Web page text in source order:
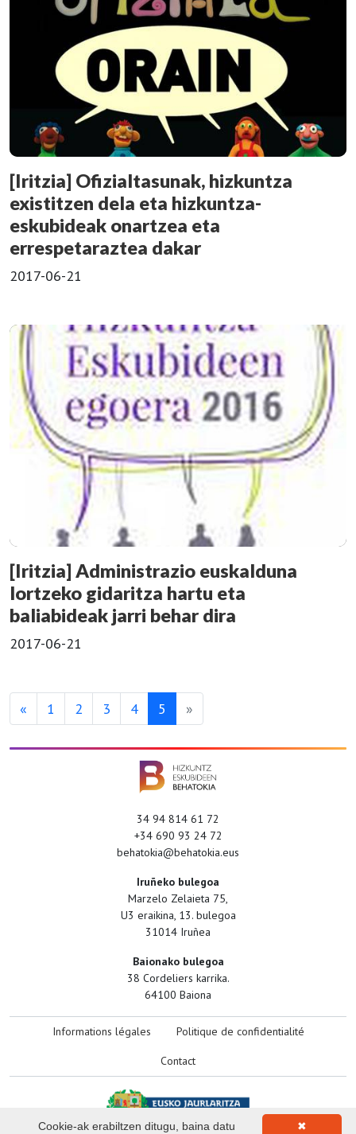
[Iritzia] Ofizialtasunak, hizkuntza
existitzen dela eta hizkuntza-
eskubideak onartzea eta
errespetaraztea dakar
2017-06-21
[Iritzia] Administrazio euskalduna
lortzeko gidaritza hartu eta
baliabideak jarri behar dira
2017-06-21
« 1 2 3 4 5 »
34 94 814 61 72
+34 690 93 24 72
behatokia@behatokia.eus
Iruñeko bulegoa
Marzelo Zelaieta 75,
U3 eraikina, 13. bulegoa
31014 Iruñea
Baionako bulegoa
38 Cordeliers karrika.
64100 Baiona
Informations légales Politique de confidentialité
Contact
✖
Cookie-ak erabiltzen ditugu, baina datu